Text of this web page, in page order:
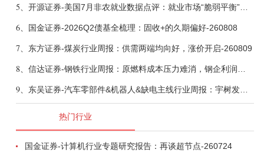
5、 开源证券-美国7月非农就业数据点评：就业市场“脆弱平衡”，美联储加息动力并不高-260808
6、 国金证券-2026Q2债基全梳理：固收+的久期偏好-260808
7、 东方证券-煤炭行业周报：供需两端均向好，涨价开启-260809
8、
9、 东吴证券-汽车零部件&机器人&缺电主线行业周报：宇树发行价确认，卡特彼勒重启中速机项目-260809
热门行业
国金证券-计算机行业专题研究报告：再谈超节点-260724